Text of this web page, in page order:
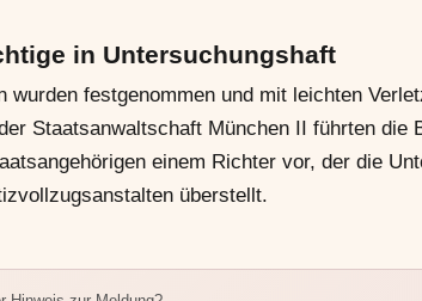
in Untersuchungshaft
wurden festgenommen und mit leichten
Staatsanwaltschaft München II führten die
einem Richter vor, der die
überstellt.